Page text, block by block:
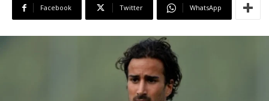
Facebook Twitter WhatsApp